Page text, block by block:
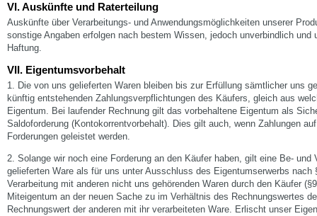
VI. Auskünfte und Raterteilung
Auskünfte über Verarbeitungs- und Anwendungsmöglichkeiten unserer
sonstige Angaben erfolgen nach bestem Wissen, jedoch unverbindlich und
Haftung.
VII. Eigentumsvorbehalt
1. Die von uns gelieferten Waren bleiben bis zur Erfüllung sämtlicher uns
künftig entstehenden Zahlungsverpflichtungen des Käufers, gleich aus
Eigentum. Bei laufender Rechnung gilt das vorbehaltene Eigentum als
Saldoforderung (Kontokorrentvorbehalt). Dies gilt auch, wenn Zahlungen
Forderungen geleistet werden.
2. Solange wir noch eine Forderung an den Käufer haben, gilt eine Be- und
gelieferten Ware als für uns unter Ausschluss des Eigentumserwerbs nach
Verarbeitung mit anderen nicht uns gehörenden Waren durch den Käufer
Miteigentum an der neuen Sache zu im Verhältnis des Rechnungswertes
Rechnungswert der anderen mit ihr verarbeiteten Ware. Erlischt unser